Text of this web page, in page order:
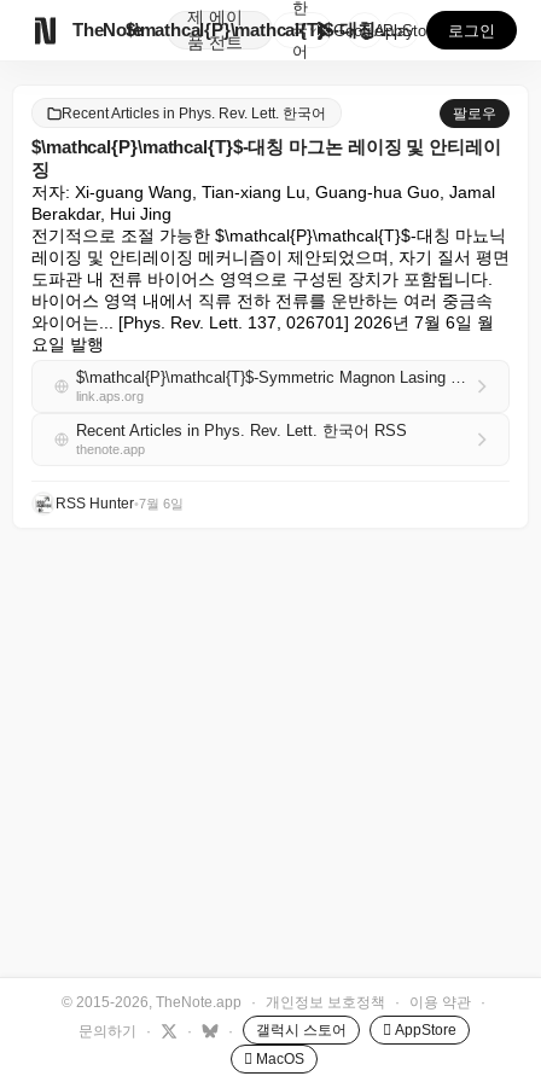
TheNote
제
품
에이
전트
$\mathcal{P}\mathcal{T}$-대칭 마그...
한
국
어
GooglePlay
AppStore 로그인
Recent Articles in Phys. Rev. Lett. 한국어 팔로우
$\mathcal{P}\mathcal{T}$-대칭 마그논 레이징 및 안티레이
징
저자: Xi-guang Wang, Tian-xiang Lu, Guang-hua Guo, Jamal
Berakdar, Hui Jing
전기적으로 조절 가능한 $\mathcal{P}\mathcal{T}$-대칭 마뇨닉
레이징 및 안티레이징 메커니즘이 제안되었으며, 자기 질서 평면
도파관 내 전류 바이어스 영역으로 구성된 장치가 포함됩니다.
바이어스 영역 내에서 직류 전하 전류를 운반하는 여러 중금속
와이어는... [Phys. Rev. Lett. 137, 026701] 2026년 7월 6일 월
요일 발행
$\mathcal{P}\mathcal{T}$-Symmetric Magnon Lasing and Antilasing
link.aps.org
Recent Articles in Phys. Rev. Lett. 한국어 RSS
thenote.app
RSS Hunter•7월 6일
© 2015-2026, TheNote.app · 개인정보 보호정책 · 이용 약관
·
문의하기
· · · 갤럭시 스토어
 AppStore
 MacOS